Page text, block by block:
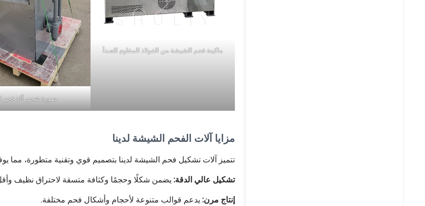
ماكينة فحم الشيشة من الفولاذ المقاوم للصدأ
صورة شحن آلة فحم
مزايا آلات الفحم الشيشة لدينا
تتميز آلات تشكيل فحم الشيشة لدينا بتصميم قوي وتقنية متطورة، مما
تشكيل عالي الدقة:يضمن شكلًا وحجمًا وكثافة متسقة لاحتراق نظيف
إنتاج مرن:يدعم قوالب متنوعة لأحجام وأشكال فحم مختلفة.